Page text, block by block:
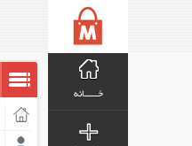
خـــــانه